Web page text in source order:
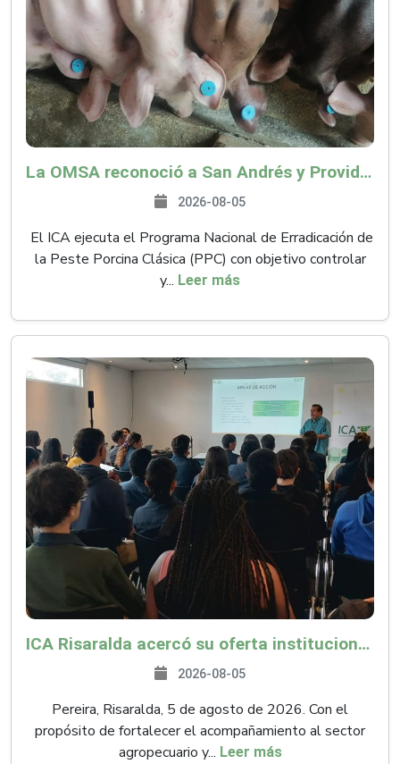
La OMSA reconoció a San Andrés y Providencia como zona libre de Peste Porcina Clásica (PPC)
2026-08-05
El ICA ejecuta el Programa Nacional de Erradicación de
la Peste Porcina Clásica (PPC) con objetivo controlar
y... Leer más
ICA Risaralda acercó su oferta institucional a productores y emprendedores en Expocamello
2026-08-05
Pereira, Risaralda, 5 de agosto de 2026. Con el
propósito de fortalecer el acompañamiento al sector
agropecuario y... Leer más